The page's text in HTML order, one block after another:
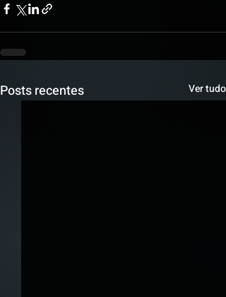
Posts recentes Ver tudo